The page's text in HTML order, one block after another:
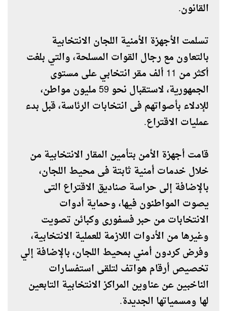
القانون.
تسلمت الأجهزة الأمنية اللجان الانتخابية
بالتعاون مع رجال القوات المسلحة، والتي بلغت
أكثر من 11 ألف مقر انتخابي على مستوى
الجمهورية، لاستقبال نحو 59 مليون مواطن،
للإدلاء بأصواتهم فى انتخابات الرئاسة، قبل بدء
عمليات الاقتراع.
قامت أجهزة الأمن بتأمين المقار الانتخابية من
خلال خدمات أمنية ثابتة فى محيط اللجان،
بالإضافة إلى حراسة صناديق الاقتراع التى
يصوت المواطنون فيها، وحماية أدوات
الانتخابات من حبر فسفورى وكبائن تصويت
وغيرها من الأدوات اللازمة للعملية الانتخابية،
وفرض كردون أمني بمحيط اللجان، بالإضافة إلي
تخصيص أرقام هواتف لتلقى استفسارات
الناخبين عن عناوين المراكز الانتخابية التابعين
لها ومسمياتها الجديدة.